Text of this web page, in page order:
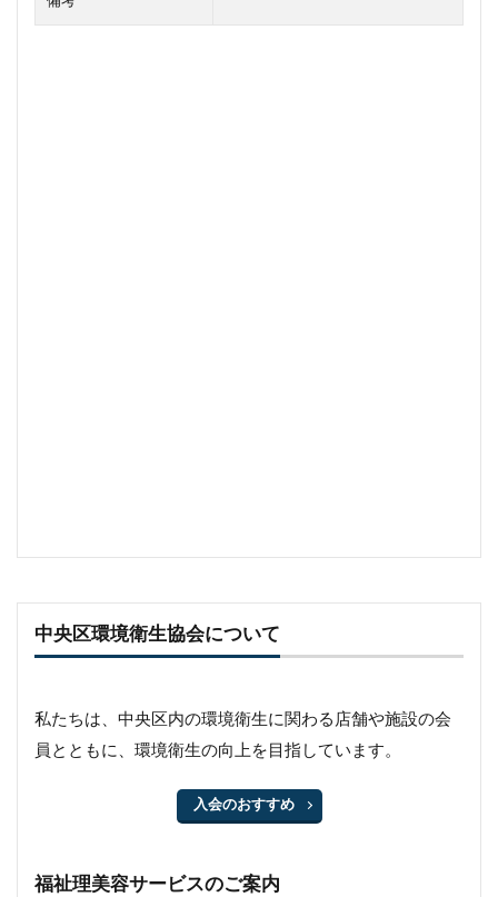
中央区環境衛生協会について
私たちは、中央区内の環境衛生に関わる店舗や施設の会
員とともに、環境衛生の向上を目指しています。
入会のおすすめ
福祉理美容サービスのご案内